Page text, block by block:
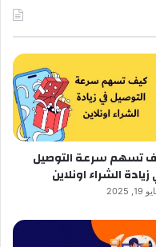
تسهم سرعة التوصيل
الشراء اونلاين
19, 2025